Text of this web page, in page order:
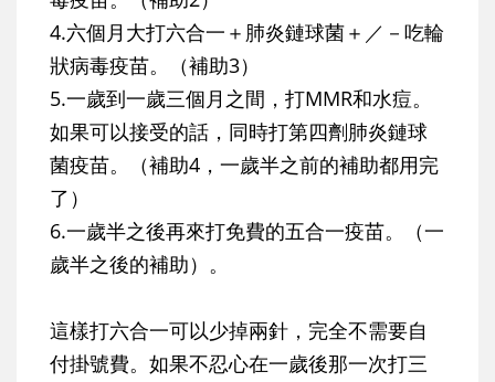
4.六個月大打六合一＋肺炎鏈球菌＋／－吃輪
狀病毒疫苗。（補助3）
5.一歲到一歲三個月之間，打MMR和水痘。
如果可以接受的話，同時打第四劑肺炎鏈球
菌疫苗。（補助4，一歲半之前的補助都用完
了）
6.一歲半之後再來打免費的五合一疫苗。（一
歲半之後的補助）。
這樣打六合一可以少掉兩針，完全不需要自
付掛號費。如果不忍心在一歲後那一次打三